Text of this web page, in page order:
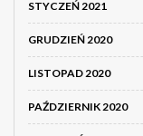
STYCZEŃ 2021
GRUDZIEŃ 2020
LISTOPAD 2020
PAŹDZIERNIK 2020